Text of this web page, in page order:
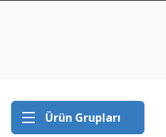
Ürün Grupları